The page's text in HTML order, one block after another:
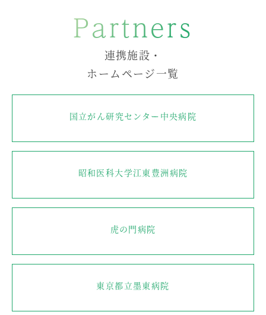
Partners
連携施設・
ホームページ一覧
国立がん研究センター中央病院
昭和医科大学江東豊洲病院
虎の門病院
東京都立墨東病院